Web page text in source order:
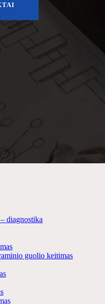
diagnostika
guolio keitimas